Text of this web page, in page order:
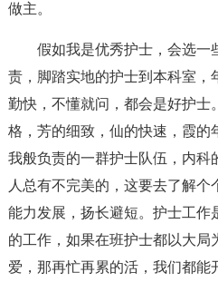
做主。
假如我是优秀护士，会选一
责，脚踏实地的护士到本科室，
勤快，不懂就问，都会是好护士
格，芳的细致，仙的快速，霞的
我般负责的一群护士队伍，内科
人总有不完美的，这要去了解
能力发展，扬长避短。护士工作
的工作，如果在班护士都以大局
爱，那再忙再累的活，我们都能